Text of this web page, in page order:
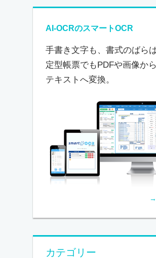
AI-OCRのスマートOCR
手書き文字も、書式のばら
定型帳票でもPDFや画像か
テキストへ変換。
→
カテゴリー